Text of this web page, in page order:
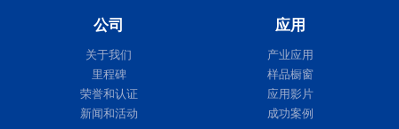
公司
关于我们
里程碑
荣誉和认证
新闻和活动
应用
产业应用
样品橱窗
应用影片
成功案例